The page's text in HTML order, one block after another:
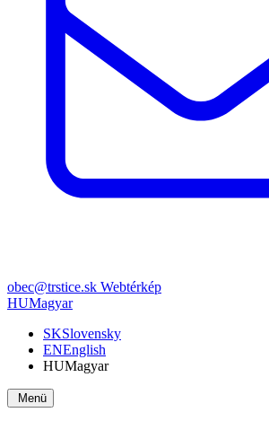
obec@trstice.sk Webtérkép
HUMagyar
SKSlovensky
ENEnglish
HUMagyar
Menü